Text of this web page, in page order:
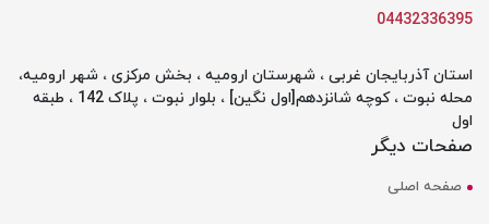
04432336395
استان آذربایجان غربی ، شهرستان ارومیه ، بخش مرکزی ، شهر ارومیه،
محله نبوت ، کوچه شانزدهم[اول نگین] ، بلوار نبوت ، پلاک 142 ، طبقه
اول
صفحات دیگر
صفحه اصلی